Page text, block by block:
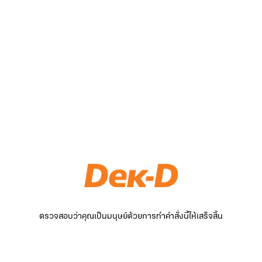
ตรวจสอบว่าคุณเป็นมนุษย์ด้วยการทำคำสั่งนี้ให้เสร็จสิ้น